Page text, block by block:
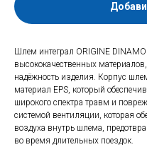
Шлем интеграл ORIGINE
высококачественных
надёжность изделия. Корпус
материал EPS, который
широкого спектра травм и
системой вентиляции, которая
воздуха внутрь шлема,
во время длительных поездок.